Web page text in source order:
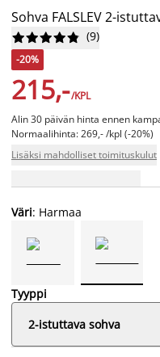
Sohva FALSLEV 2-





 (9)
-20%
215,-/KPL
Alin 30 päivän hinta ennen
Normaalihinta: 269,- /kpl (-20%)
Lisäksi mahdolliset toimituskulut
Väri: Harmaa
Tyyppi
2-istuttava sohva